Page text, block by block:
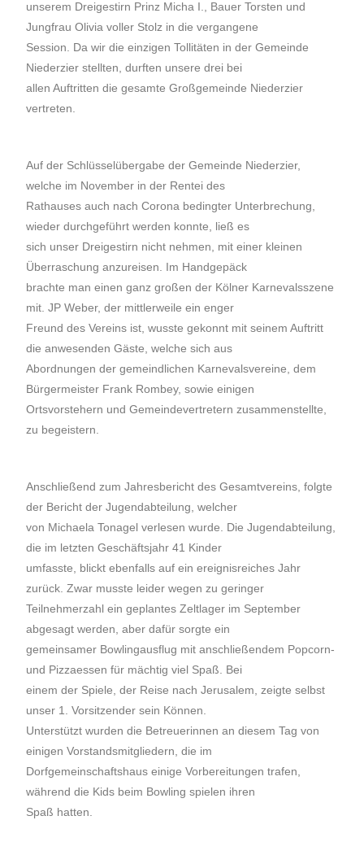
unserem Dreigestirn Prinz Micha I., Bauer Torsten und
Jungfrau Olivia voller Stolz in die vergangene
Session. Da wir die einzigen Tollitäten in der Gemeinde
Niederzier stellten, durften unsere drei bei
allen Auftritten die gesamte Großgemeinde Niederzier
vertreten.
Auf der Schlüsselübergabe der Gemeinde Niederzier,
welche im November in der Rentei des
Rathauses auch nach Corona bedingter Unterbrechung,
wieder durchgeführt werden konnte, ließ es
sich unser Dreigestirn nicht nehmen, mit einer kleinen
Überraschung anzureisen. Im Handgepäck
brachte man einen ganz großen der Kölner Karnevalsszene
mit. JP Weber, der mittlerweile ein enger
Freund des Vereins ist, wusste gekonnt mit seinem Auftritt
die anwesenden Gäste, welche sich aus
Abordnungen der gemeindlichen Karnevalsvereine, dem
Bürgermeister Frank Rombey, sowie einigen
Ortsvorstehern und Gemeindevertretern zusammenstellte,
zu begeistern.
Anschließend zum Jahresbericht des Gesamtvereins, folgte
der Bericht der Jugendabteilung, welcher
von Michaela Tonagel verlesen wurde. Die Jugendabteilung,
die im letzten Geschäftsjahr 41 Kinder
umfasste, blickt ebenfalls auf ein ereignisreiches Jahr
zurück. Zwar musste leider wegen zu geringer
Teilnehmerzahl ein geplantes Zeltlager im September
abgesagt werden, aber dafür sorgte ein
gemeinsamer Bowlingausflug mit anschließendem Popcorn-
und Pizzaessen für mächtig viel Spaß. Bei
einem der Spiele, der Reise nach Jerusalem, zeigte selbst
unser 1. Vorsitzender sein Können.
Unterstützt wurden die Betreuerinnen an diesem Tag von
einigen Vorstandsmitgliedern, die im
Dorfgemeinschaftshaus einige Vorbereitungen trafen,
während die Kids beim Bowling spielen ihren
Spaß hatten.